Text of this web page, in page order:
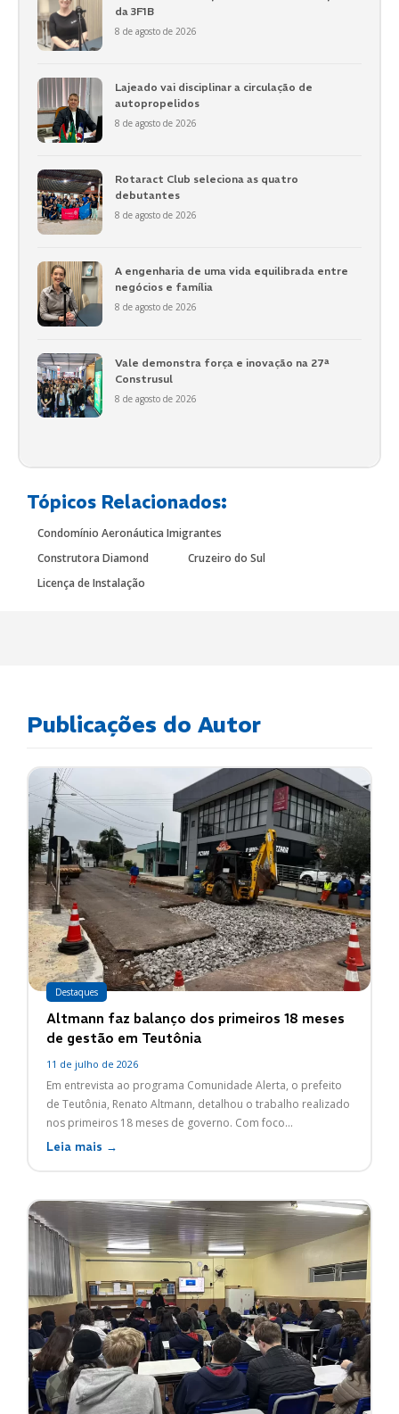
da 3F1B
8 de agosto de 2026
Lajeado vai disciplinar a circulação de
autopropelidos
8 de agosto de 2026
Rotaract Club seleciona as quatro
debutantes
8 de agosto de 2026
A engenharia de uma vida equilibrada entre
negócios e família
8 de agosto de 2026
Vale demonstra força e inovação na 27ª
Construsul
8 de agosto de 2026
Tópicos Relacionados:
Condomínio Aeronáutica Imigrantes
Construtora Diamond
Cruzeiro do Sul
Licença de Instalação
Publicações do Autor
Destaques
Altmann faz balanço dos primeiros 18 meses
de gestão em Teutônia
11 de julho de 2026
Em entrevista ao programa Comunidade Alerta, o prefeito
de Teutônia, Renato Altmann, detalhou o trabalho realizado
nos primeiros 18 meses de governo. Com foco...
Leia mais →